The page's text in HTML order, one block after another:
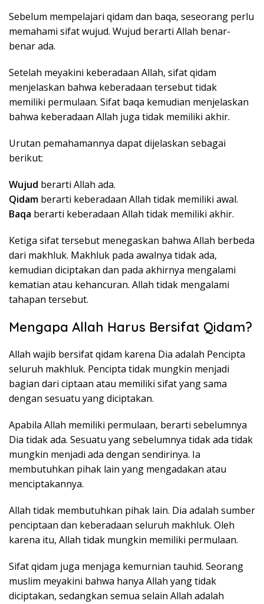
Sebelum mempelajari qidam dan baqa, seseorang perlu
memahami sifat wujud. Wujud berarti Allah benar-
benar ada.
Setelah meyakini keberadaan Allah, sifat qidam
menjelaskan bahwa keberadaan tersebut tidak
memiliki permulaan. Sifat baqa kemudian menjelaskan
bahwa keberadaan Allah juga tidak memiliki akhir.
Urutan pemahamannya dapat dijelaskan sebagai
berikut:
Wujud berarti Allah ada.
Qidam berarti keberadaan Allah tidak memiliki awal.
Baqa berarti keberadaan Allah tidak memiliki akhir.
Ketiga sifat tersebut menegaskan bahwa Allah berbeda
dari makhluk. Makhluk pada awalnya tidak ada,
kemudian diciptakan dan pada akhirnya mengalami
kematian atau kehancuran. Allah tidak mengalami
tahapan tersebut.
Mengapa Allah Harus Bersifat Qidam?
Allah wajib bersifat qidam karena Dia adalah Pencipta
seluruh makhluk. Pencipta tidak mungkin menjadi
bagian dari ciptaan atau memiliki sifat yang sama
dengan sesuatu yang diciptakan.
Apabila Allah memiliki permulaan, berarti sebelumnya
Dia tidak ada. Sesuatu yang sebelumnya tidak ada tidak
mungkin menjadi ada dengan sendirinya. Ia
membutuhkan pihak lain yang mengadakan atau
menciptakannya.
Allah tidak membutuhkan pihak lain. Dia adalah sumber
penciptaan dan keberadaan seluruh makhluk. Oleh
karena itu, Allah tidak mungkin memiliki permulaan.
Sifat qidam juga menjaga kemurnian tauhid. Seorang
muslim meyakini bahwa hanya Allah yang tidak
diciptakan, sedangkan semua selain Allah adalah